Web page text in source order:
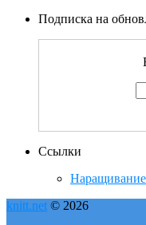
Подписка на
Ссылки
Наращивание
knitt.net © 2026